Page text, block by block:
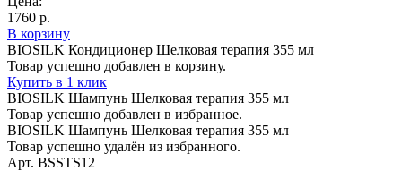
1760 р.
В корзину
BIOSILK Кондиционер Шелковая терапия 355 мл
Товар успешно добавлен в корзину.
Купить в 1 клик
BIOSILK Шампунь Шелковая терапия 355 мл
Товар успешно добавлен в избранное.
BIOSILK Шампунь Шелковая терапия 355 мл
Товар успешно удалён из избранного.
Арт. BSSTS12